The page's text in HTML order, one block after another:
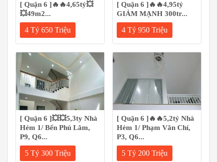
[ Quận 6 ]🔥🔥4,65tỷ💥
💥49m2...
4 Tỷ 650 Triệu
[ Quận 6 ]🔥🔥4,95tỷ
GIẢM MẠNH 300tr...
4 Tỷ 950 Triệu
[ Quận 6 ]💥💥5,3ty Nhà
Hẻm 1/ Bến Phú Lâm,
P9, Q6...
5 Tỷ 300 Triệu
[ Quận 6 ]🔥🔥5,2tỷ Nhà
Hẻm 1/ Phạm Văn Chí,
P3, Q6...
5 Tỷ 200 Triệu